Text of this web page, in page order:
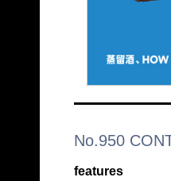
No.950
features